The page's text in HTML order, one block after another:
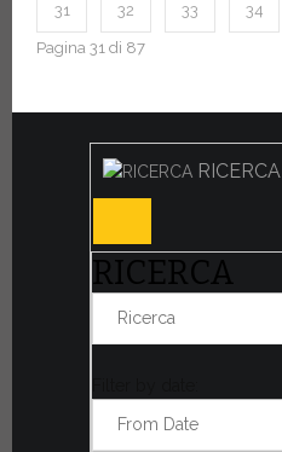
31 32 33 34
Pagina 31 di 87
RICERCA
RICERCA